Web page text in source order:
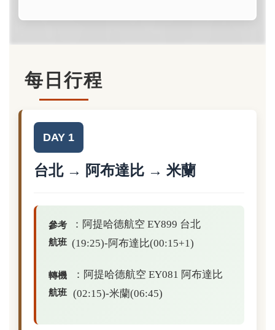
每日行程
DAY 1
台北 → 阿布達比 → 米蘭
參考
航班
：阿提哈德航空 EY899 台北
(19:25)-阿布達比(00:15+1)
轉機
航班
：阿提哈德航空 EY081 阿布達比
(02:15)-米蘭(06:45)